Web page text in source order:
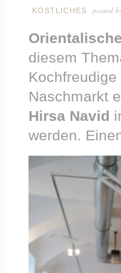
KÖSTLICHES posted
diesem
Kochfreudige
Naschmarkt
Hirsa Navid
werden.